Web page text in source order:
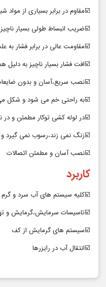
☑️مقاوم در برابر بسیاری از مواد
☑️ضریب انبساط طولی بسیار
☑️مقاومت عالی در برابر فشار
☑️افت فشار بسیار ناچیز به دلیل
☑️نصب سریع،آسان و بدون
☑️به راحتی خم می شود و شکل
☑️در لوله کشی توکار مطمئن و در
☑️زنگ نمی زند،رسوب نمی گیرد
☑️نصب آسان و مطمئن اتصالات
کاربرد
☑️کلیه سیستم های آب سرد و گرم
☑️تاسیسات سرمایش،گرمایش و
☑️سیستم های گرمایش از کف
☑️انتقال آب در رایزرها